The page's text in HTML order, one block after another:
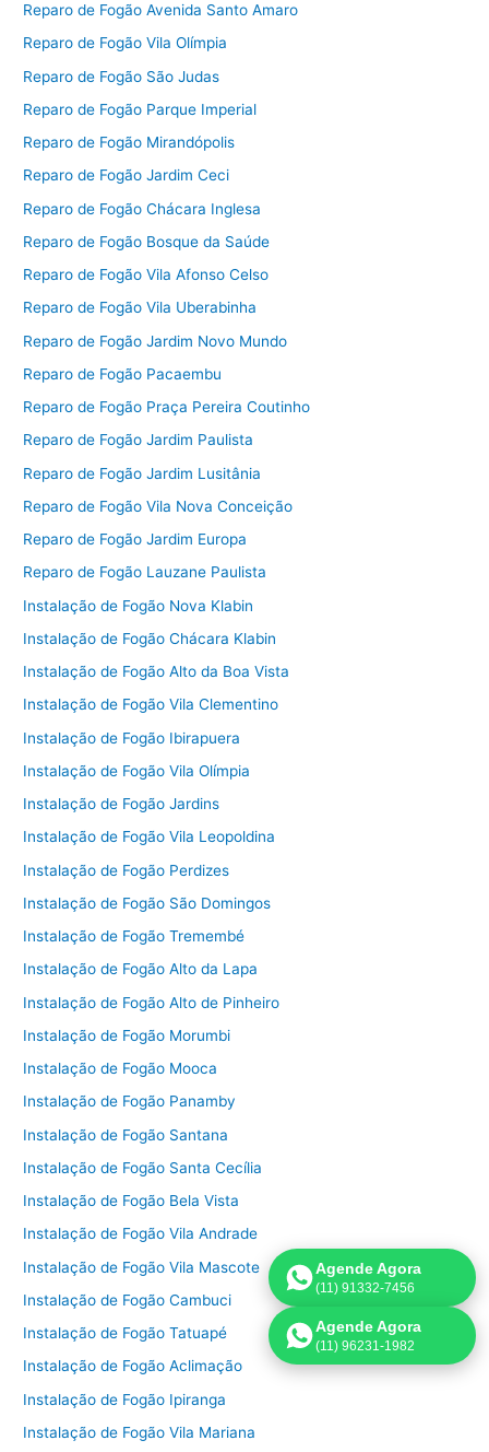
Reparo de Fogão Avenida Santo Amaro
Reparo de Fogão Vila Olímpia
Reparo de Fogão São Judas
Reparo de Fogão Parque Imperial
Reparo de Fogão Mirandópolis
Reparo de Fogão Jardim Ceci
Reparo de Fogão Chácara Inglesa
Reparo de Fogão Bosque da Saúde
Reparo de Fogão Vila Afonso Celso
Reparo de Fogão Vila Uberabinha
Reparo de Fogão Jardim Novo Mundo
Reparo de Fogão Pacaembu
Reparo de Fogão Praça Pereira Coutinho
Reparo de Fogão Jardim Paulista
Reparo de Fogão Jardim Lusitânia
Reparo de Fogão Vila Nova Conceição
Reparo de Fogão Jardim Europa
Reparo de Fogão Lauzane Paulista
Instalação de Fogão Nova Klabin
Instalação de Fogão Chácara Klabin
Instalação de Fogão Alto da Boa Vista
Instalação de Fogão Vila Clementino
Instalação de Fogão Ibirapuera
Instalação de Fogão Vila Olímpia
Instalação de Fogão Jardins
Instalação de Fogão Vila Leopoldina
Instalação de Fogão Perdizes
Instalação de Fogão São Domingos
Instalação de Fogão Tremembé
Instalação de Fogão Alto da Lapa
Instalação de Fogão Alto de Pinheiro
Instalação de Fogão Morumbi
Instalação de Fogão Mooca
Instalação de Fogão Panamby
Instalação de Fogão Santana
Instalação de Fogão Santa Cecília
Instalação de Fogão Bela Vista
Instalação de Fogão Vila Andrade
Instalação de Fogão Vila Mascote
Instalação de Fogão Cambuci
Instalação de Fogão Tatuapé
Instalação de Fogão Aclimação
Instalação de Fogão Ipiranga
Instalação de Fogão Vila Mariana
Agende Agora
(11) 91332-7456
Agende Agora
(11) 96231-1982